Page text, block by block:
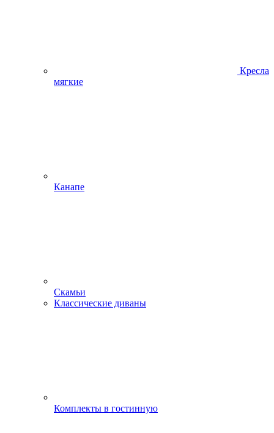
Кресла
мягкие
Канапе
Скамьи
Классические диваны
Комплекты в гостинную